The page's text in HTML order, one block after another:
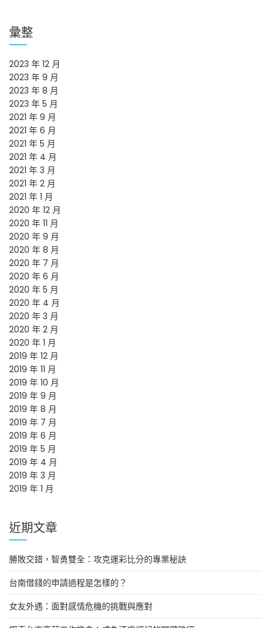
彙整
2023 年 12 月
2023 年 9 月
2023 年 8 月
2023 年 5 月
2021 年 9 月
2021 年 6 月
2021 年 5 月
2021 年 4 月
2021 年 3 月
2021 年 2 月
2021 年 1 月
2020 年 12 月
2020 年 11 月
2020 年 9 月
2020 年 8 月
2020 年 7 月
2020 年 6 月
2020 年 5 月
2020 年 4 月
2020 年 3 月
2020 年 2 月
2020 年 1 月
2019 年 12 月
2019 年 11 月
2019 年 10 月
2019 年 9 月
2019 年 8 月
2019 年 7 月
2019 年 6 月
2019 年 5 月
2019 年 4 月
2019 年 3 月
2019 年 1 月
近期文章
勝敗交錯，智勇雙全：攻克運彩比分的專業秘訣
台南借錢的申請過程是怎樣的？
女友外遇：面對感情危機的挑戰與應對